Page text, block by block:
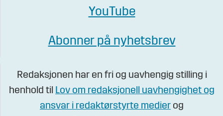
YouTube
Abonner på nyhetsbrev
Redaksjonen har en fri og uavhengig stilling i
henhold til Lov om redaksjonell uavhengighet og
ansvar i redaktørstyrte medier og